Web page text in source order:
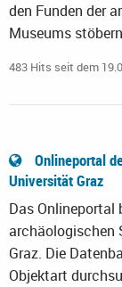
den Funden der
Museums
483 Hits seit dem
Onlineportal
Universität Graz
Das Onlineportal
archäologischen
Graz. Die
Objektart